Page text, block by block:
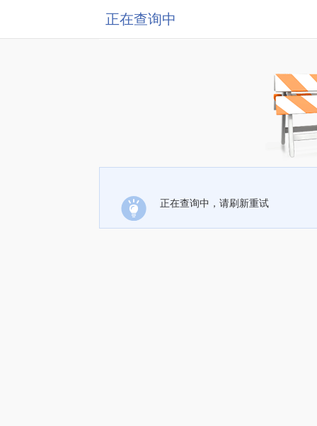
正在查询中
正在查询中，请刷新重试